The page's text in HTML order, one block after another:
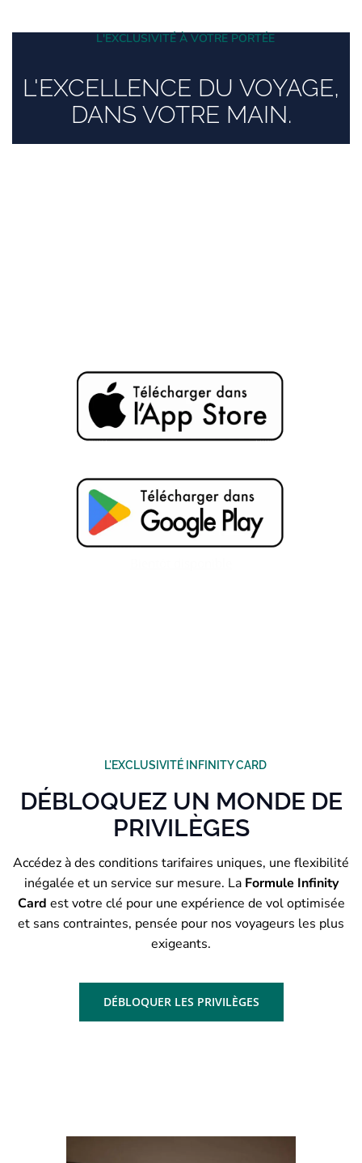
L'EXCLUSIVITÉ À VOTRE PORTÉE
L'EXCELLENCE DU VOYAGE,
DANS VOTRE MAIN.
L'EXCLUSIVITÉ INFINITY CARD
DÉBLOQUEZ UN MONDE DE
PRIVILÈGES
Accédez à des conditions tarifaires uniques, une flexibilité
inégalée et un service sur mesure. La Formule Infinity
Card est votre clé pour une expérience de vol optimisée
et sans contraintes, pensée pour nos voyageurs les plus
exigeants.
DÉBLOQUER LES PRIVILÈGES